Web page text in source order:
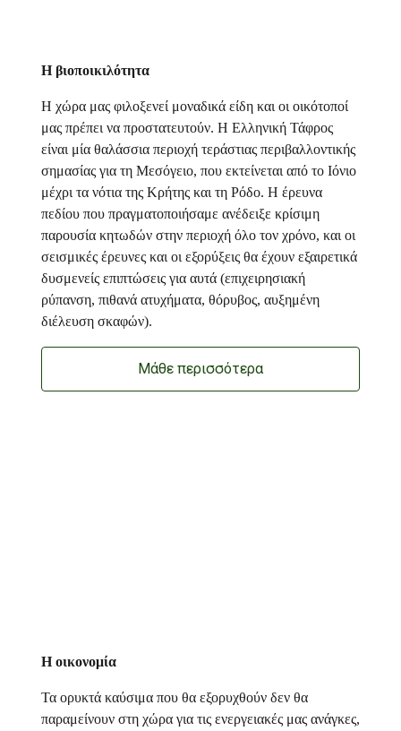
Η βιοποικιλότητα
Η χώρα μας φιλοξενεί μοναδικά είδη και οι οικότοποί
μας πρέπει να προστατευτούν. Η Ελληνική Τάφρος
είναι μία θαλάσσια περιοχή τεράστιας περιβαλλοντικής
σημασίας για τη Μεσόγειο, που εκτείνεται από το Ιόνιο
μέχρι τα νότια της Κρήτης και τη Ρόδο. Η έρευνα
πεδίου που πραγματοποιήσαμε ανέδειξε κρίσιμη
παρουσία κητωδών στην περιοχή όλο τον χρόνο, και οι
σεισμικές έρευνες και οι εξορύξεις θα έχουν εξαιρετικά
δυσμενείς επιπτώσεις για αυτά (επιχειρησιακή
ρύπανση, πιθανά ατυχήματα, θόρυβος, αυξημένη
διέλευση σκαφών).
Μάθε περισσότερα
Η οικονομία
Τα ορυκτά καύσιμα που θα εξορυχθούν δεν θα
παραμείνουν στη χώρα για τις ενεργειακές μας ανάγκες,